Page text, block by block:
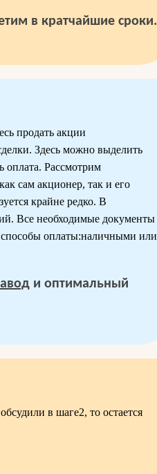
в кратчайшие сроки.
продать акции
Здесь можно выделить
оплата. Рассмотрим
сам акционер, так и его
крайне редко. В
Все необходимые документы
оплаты:наличными или
и оптимальный
в шаге2, то остается